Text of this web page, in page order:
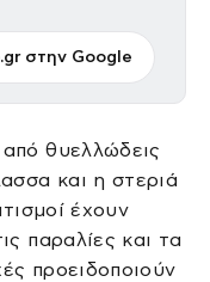
στην Google
θυελλώδεις
και η στεριά
έχουν
παραλίες και τα
προειδοποιούν